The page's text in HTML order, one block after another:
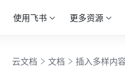
使用飞书 更多资源
云文档 文档 插入多样内